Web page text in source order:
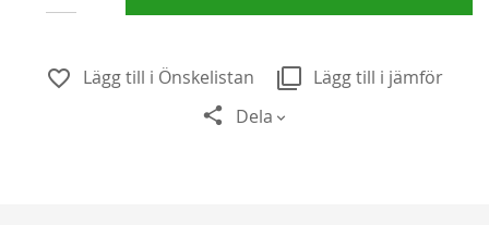
Lägg till i Önskelistan
Lägg till i jämför
Dela